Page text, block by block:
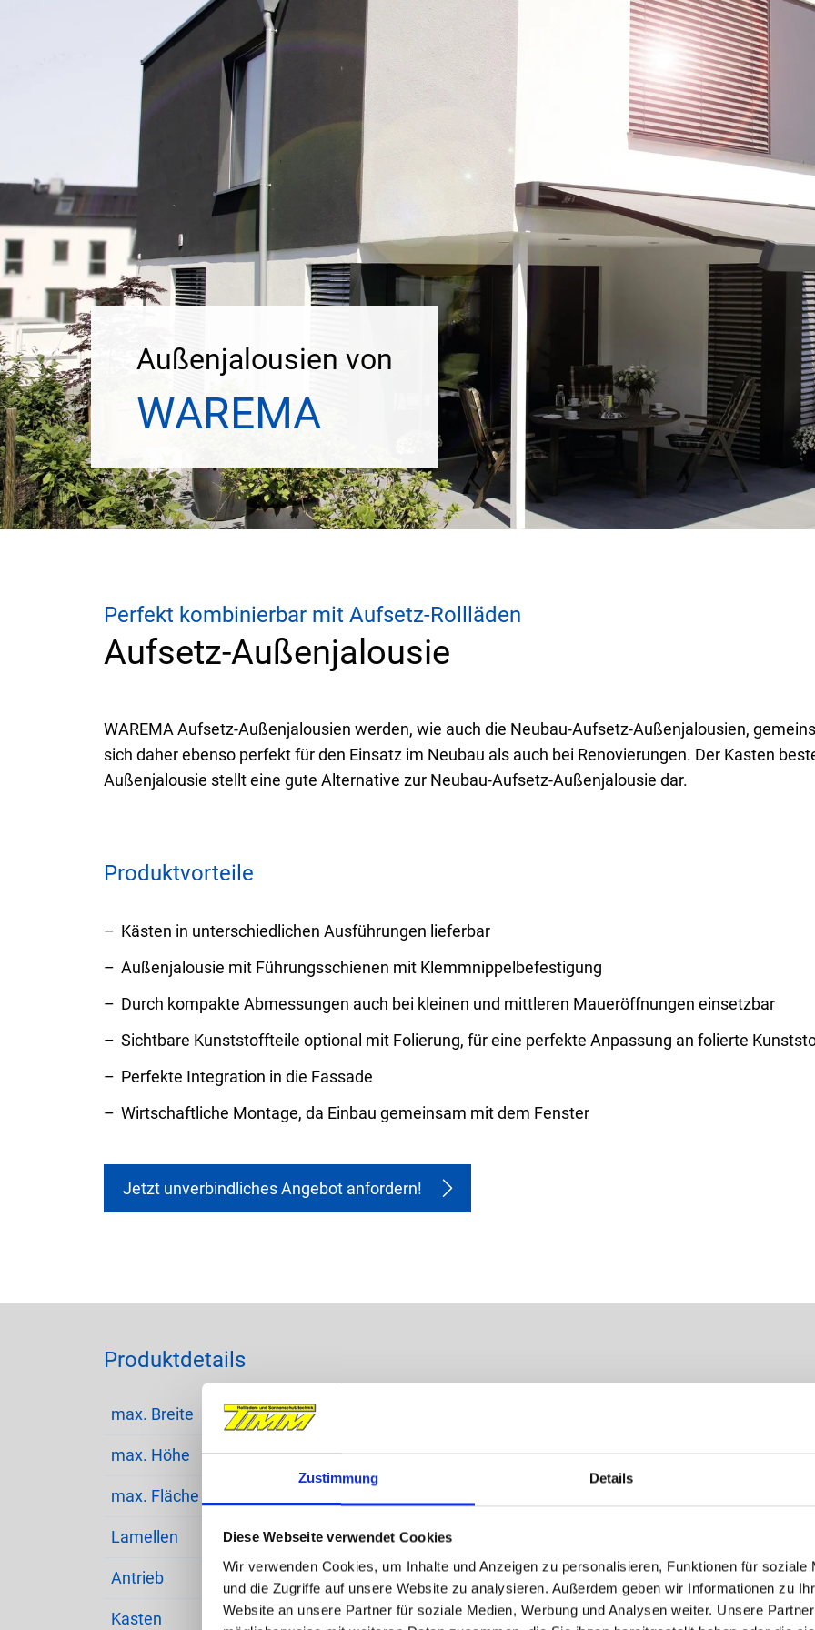
Zustimmung Details
Diese Webseite verwendet Cookies
Wir verwenden Cookies, um Inhalte und Anzeigen zu personalisieren, Funktionen für soziale
und die Zugriffe auf unsere Website zu analysieren. Außerdem geben wir Informationen zu
Website an unsere Partner für soziale Medien, Werbung und Analysen weiter. Unsere
Außenjalousien von
WAREMA
Perfekt kombinierbar mit Aufsetz-Rollläden
Aufsetz-Außenjalousie
WAREMA Aufsetz-Außenjalousien werden, wie auch die Neubau-Aufsetz-Außenjalousien,
sich daher ebenso perfekt für den Einsatz im Neubau als auch bei Renovierungen. Der Kasten
Außenjalousie stellt eine gute Alternative zur Neubau-Aufsetz-Außenjalousie dar.
Produktvorteile
Kästen in unterschiedlichen Ausführungen lieferbar
Außenjalousie mit Führungsschienen mit Klemmnippelbefestigung
Durch kompakte Abmessungen auch bei kleinen und mittleren Maueröffnungen einsetzbar
Sichtbare Kunststoffteile optional mit Folierung, für eine perfekte Anpassung an folierte
Perfekte Integration in die Fassade
Wirtschaftliche Montage, da Einbau gemeinsam mit dem Fenster
Jetzt unverbindliches Angebot anfordern!
Produktdetails
max. Breite
max. Höhe 3000 mm
max. Fläche
Lamellen Abdunkelungslamellen 80 Z mm, Flachlamellen 80 mm,
Antrieb Motor, WMS Funkmotor
Kasten
Hohlkammerprofile aus Kunststoff, optional zusätzliche